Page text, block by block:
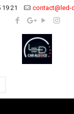
19 21 contact@led-